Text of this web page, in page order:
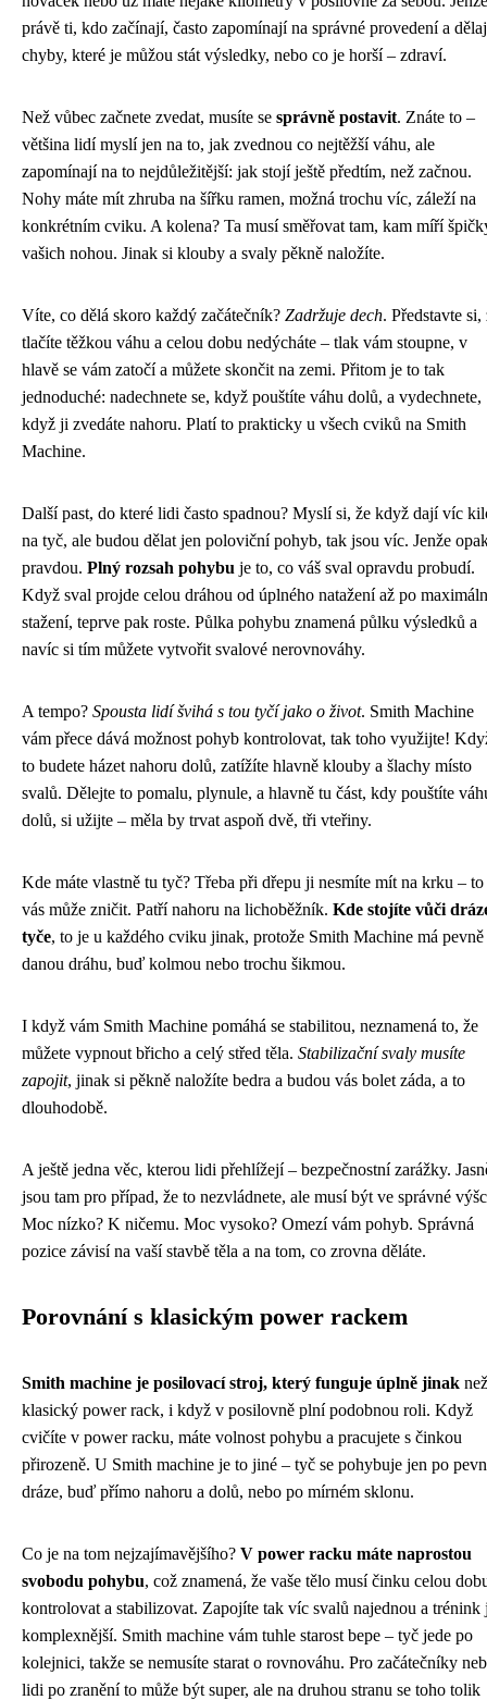
právě ti, kdo začínají, často zapomínají na správné provedení a
chyby, které je můžou stát výsledky, nebo co je horší – zdraví.
Než vůbec začnete zvedat, musíte se správně postavit. Znáte to –
většina lidí myslí jen na to, jak zvednou co nejtěžší váhu, ale
zapomínají na to nejdůležitější: jak stojí ještě předtím, než začnou.
Nohy máte mít zhruba na šířku ramen, možná trochu víc, záleží na
konkrétním cviku. A kolena? Ta musí směřovat tam, kam míří
vašich nohou. Jinak si klouby a svaly pěkně naložíte.
Víte, co dělá skoro každý začátečník? Zadržuje dech. Představte si,
tlačíte těžkou váhu a celou dobu nedýcháte – tlak vám stoupne, v
hlavě se vám zatočí a můžete skončit na zemi. Přitom je to tak
jednoduché: nadechnete se, když pouštíte váhu dolů, a vydechnete,
když ji zvedáte nahoru. Platí to prakticky u všech cviků na Smith
Machine.
Další past, do které lidi často spadnou? Myslí si, že když dají víc
na tyč, ale budou dělat jen poloviční pohyb, tak jsou víc. Jenže
pravdou. Plný rozsah pohybu je to, co váš sval opravdu probudí.
Když sval projde celou dráhou od úplného natažení až po
stažení, teprve pak roste. Půlka pohybu znamená půlku výsledků a
navíc si tím můžete vytvořit svalové nerovnováhy.
A tempo? Spousta lidí švihá s tou tyčí jako o život. Smith Machine
vám přece dává možnost pohyb kontrolovat, tak toho využijte!
to budete házet nahoru dolů, zatížíte hlavně klouby a šlachy místo
svalů. Dělejte to pomalu, plynule, a hlavně tu část, kdy pouštíte
dolů, si užijte – měla by trvat aspoň dvě, tři vteřiny.
Kde máte vlastně tu tyč? Třeba při dřepu ji nesmíte mít na krku – to
vás může zničit. Patří nahoru na lichoběžník. Kde stojíte vůči
tyče, to je u každého cviku jinak, protože Smith Machine má pevně
danou dráhu, buď kolmou nebo trochu šikmou.
I když vám Smith Machine pomáhá se stabilitou, neznamená to, že
můžete vypnout břicho a celý střed těla. Stabilizační svaly musíte
zapojit, jinak si pěkně naložíte bedra a budou vás bolet záda, a to
dlouhodobě.
A ještě jedna věc, kterou lidi přehlížejí – bezpečnostní zarážky.
jsou tam pro případ, že to nezvládnete, ale musí být ve správné
Moc nízko? K ničemu. Moc vysoko? Omezí vám pohyb. Správná
pozice závisí na vaší stavbě těla a na tom, co zrovna děláte.
Porovnání s klasickým power rackem
Smith machine je posilovací stroj, který funguje úplně jinak než
klasický power rack, i když v posilovně plní podobnou roli. Když
cvičíte v power racku, máte volnost pohybu a pracujete s činkou
přirozeně. U Smith machine je to jiné – tyč se pohybuje jen po
dráze, buď přímo nahoru a dolů, nebo po mírném sklonu.
Co je na tom nejzajímavějšího? V power racku máte naprostou
svobodu pohybu, což znamená, že vaše tělo musí činku celou
kontrolovat a stabilizovat. Zapojíte tak víc svalů najednou a trénink
komplexnější. Smith machine vám tuhle starost bере – tyč jede po
kolejnici, takže se nemusíte starat o rovnováhu. Pro začátečníky
lidi po zranění to může být super, ale na druhou stranu se toho tolik